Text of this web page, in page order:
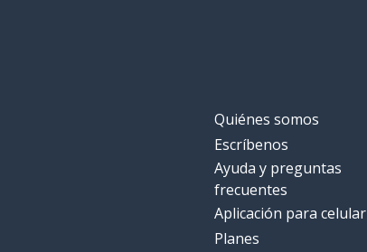
Quiénes somos
Escríbenos
Ayuda y preguntas
frecuentes
Aplicación para celular
Planes